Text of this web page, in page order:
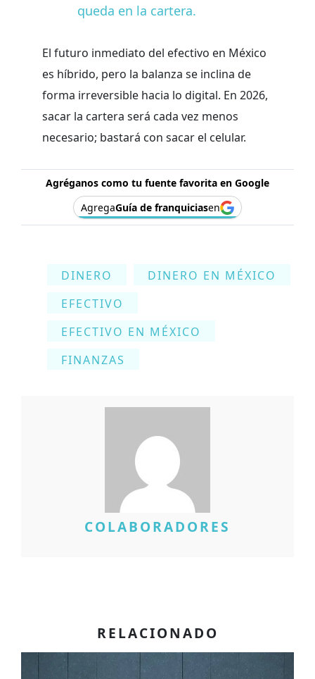
queda en la cartera.
El futuro inmediato del efectivo en México
es híbrido, pero la balanza se inclina de
forma irreversible hacia lo digital. En 2026,
sacar la cartera será cada vez menos
necesario; bastará con sacar el celular.
Agréganos como tu fuente favorita en Google
AgregaGuía de franquiciasen
DINERO
DINERO EN MÉXICO
EFECTIVO
EFECTIVO EN MÉXICO
FINANZAS
COLABORADORES
RELACIONADO